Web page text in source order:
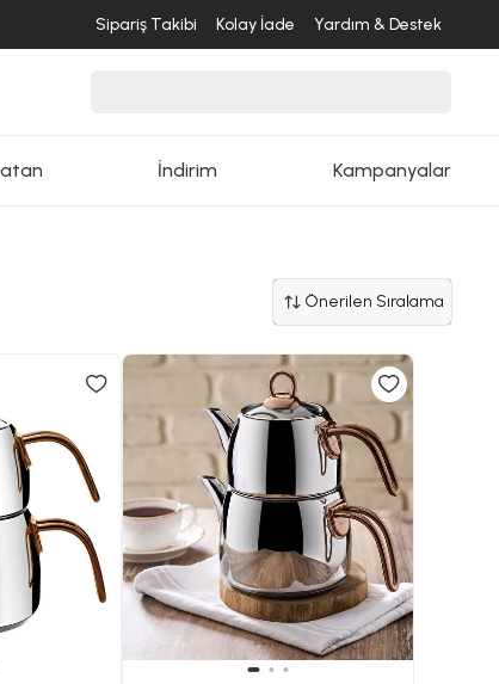
Sipariş Takibi Kolay İade Yardım & Destek
İndirim Kampanyalar
Önerilen Sıralama